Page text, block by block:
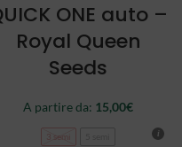
ONE auto –
Royal Queen
Seeds
A partire da: 15,00€
3 semi